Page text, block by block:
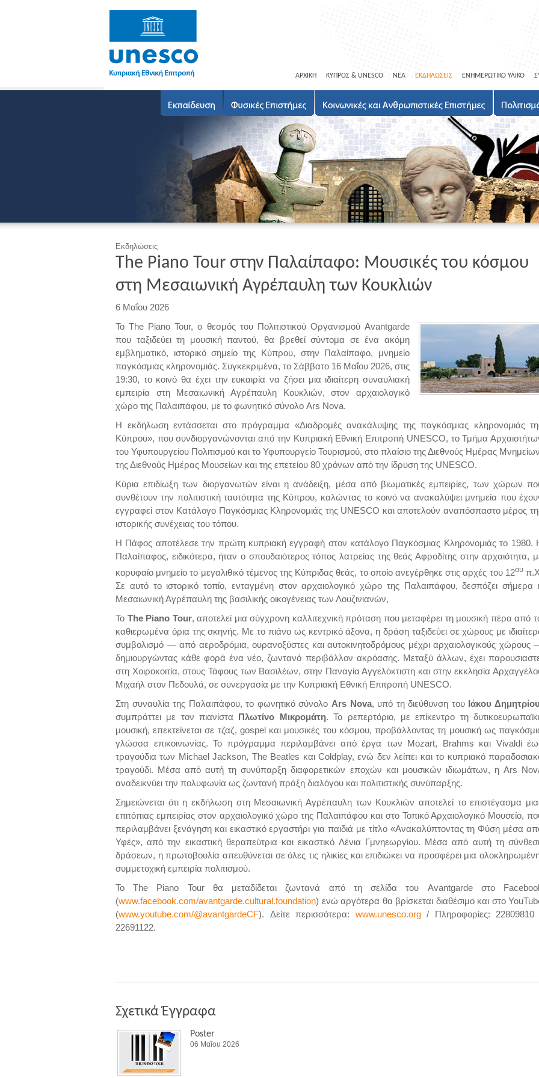
ΑΡΧΙΚΗ ΚΥΠΡΟΣ & UNESCO ΝΕΑ ΕΚΔΗΛΩΣΕΙΣ ΕΝΗΜΕΡΩΤΙΚΟ ΥΛΙΚΟ
Εκδηλώσεις
The Piano Tour στην Παλαίπαφο: Μουσικές του κόσμου
στη Μεσαιωνική Αγρέπαυλη των Κουκλιών
6 Μαΐου 2026
Το The Piano Tour, ο θεσμός του Πολιτιστικού Οργανισμού Avantgarde
που ταξιδεύει τη μουσική παντού, θα βρεθεί σύντομα σε ένα ακόμη
εμβληματικό, ιστορικό σημείο της Κύπρου, στην Παλαίπαφο, μνημείο
παγκόσμιας κληρονομιάς. Συγκεκριμένα, το Σάββατο 16 Μαΐου 2026, στις
19:30, το κοινό θα έχει την ευκαιρία να ζήσει μια ιδιαίτερη συναυλιακή
εμπειρία στη Μεσαιωνική Αγρέπαυλη Κουκλιών, στον αρχαιολογικό
χώρο της Παλαιπάφου, με το φωνητικό σύνολο Ars Nova.
Η εκδήλωση εντάσσεται στο πρόγραμμα «Διαδρομές ανακάλυψης της παγκόσμιας κληρονομιάς
Κύπρου», που συνδιοργανώνονται από την Κυπριακή Εθνική Επιτροπή UNESCO, το Τμήμα
του Υφυπουργείου Πολιτισμού και το Υφυπουργείο Τουρισμού, στο πλαίσιο της Διεθνούς Ημέρας
της Διεθνούς Ημέρας Μουσείων και της επετείου 80 χρόνων από την ίδρυση της UNESCO.
Κύρια επιδίωξη των διοργανωτών είναι η ανάδειξη, μέσα από βιωματικές εμπειρίες, των χώρων
συνθέτουν την πολιτιστική ταυτότητα της Κύπρου, καλώντας το κοινό να ανακαλύψει μνημεία που
εγγραφεί στον Κατάλογο Παγκόσμιας Κληρονομιάς της UNESCO και αποτελούν αναπόσπαστο μέρος
ιστορικής συνέχειας του τόπου.
Η Πάφος αποτέλεσε την πρώτη κυπριακή εγγραφή στον κατάλογο Παγκόσμιας Κληρονομιάς το 1980.
Παλαίπαφος, ειδικότερα, ήταν ο σπουδαιότερος τόπος λατρείας της θεάς Αφροδίτης στην αρχαιότητα,
κορυφαίο μνημείο το μεγαλιθικό τέμενος της Κύπριδας θεάς, το οποίο ανεγέρθηκε στις αρχές του 12ου
Σε αυτό το ιστορικό τοπίο, ενταγμένη στον αρχαιολογικό χώρο της Παλαιπάφου, δεσπόζει σήμερα
Μεσαιωνική Αγρέπαυλη της βασιλικής οικογένειας των Λουζινιανών,
Το The Piano Tour, αποτελεί μια σύγχρονη καλλιτεχνική πρόταση που μεταφέρει τη μουσική πέρα από
καθιερωμένα όρια της σκηνής. Με το πιάνο ως κεντρικό άξονα, η δράση ταξιδεύει σε χώρους με
συμβολισμό — από αεροδρόμια, ουρανοξύστες και αυτοκινητοδρόμους μέχρι αρχαιολογικούς χώρους
δημιουργώντας κάθε φορά ένα νέο, ζωντανό περιβάλλον ακρόασης. Μεταξύ άλλων, έχει
στη Χοιροκοιτία, στους Τάφους των Βασιλέων, στην Παναγία Αγγελόκτιστη και στην εκκλησία
Μιχαήλ στον Πεδουλά, σε συνεργασία με την Κυπριακή Εθνική Επιτροπή UNESCO.
Στη συναυλία της Παλαιπάφου, το φωνητικό σύνολο Ars Nova, υπό τη διεύθυνση του Ιάκου
συμπράττει με τον πιανίστα Πλωτίνο Μικρομάτη. Το ρεπερτόριο, με επίκεντρο τη
μουσική, επεκτείνεται σε τζαζ, gospel και μουσικές του κόσμου, προβάλλοντας τη μουσική ως
γλώσσα επικοινωνίας. Το πρόγραμμα περιλαμβάνει από έργα των Mozart, Brahms και Vivaldi
τραγούδια των Michael Jackson, The Beatles και Coldplay, ενώ δεν λείπει και το κυπριακό
τραγούδι. Μέσα από αυτή τη συνύπαρξη διαφορετικών εποχών και μουσικών ιδιωμάτων, η Ars
αναδεικνύει την πολυφωνία ως ζωντανή πράξη διαλόγου και πολιτιστικής συνύπαρξης.
Σημειώνεται ότι η εκδήλωση στη Μεσαιωνική Αγρέπαυλη των Κουκλιών αποτελεί το επιστέγασμα
επιτόπιας εμπειρίας στον αρχαιολογικό χώρο της Παλαιπάφου και στο Τοπικό Αρχαιολογικό Μουσείο,
περιλαμβάνει ξενάγηση και εικαστικό εργαστήρι για παιδιά με τίτλο «Ανακαλύπτοντας τη Φύση μέσα
Υφές», από την εικαστική θεραπεύτρια και εικαστικό Λένια Γμνηεωργίου. Μέσα από αυτή τη
δράσεων, η πρωτοβουλία απευθύνεται σε όλες τις ηλικίες και επιδιώκει να προσφέρει μια
συμμετοχική εμπειρία πολιτισμού.
Το The Piano Tour θα μεταδίδεται ζωντανά από τη σελίδα του Avantgarde στο
(www.facebook.com/avantgarde.cultural.foundation) ενώ αργότερα θα βρίσκεται διαθέσιμο και στο
(www.youtube.com/@avantgardeCF). Δείτε περισσότερα: www.unesco.org/ Πληροφορίες: 22809810
22691122.
Σχετικά Έγγραφα
Poster
06 Μαΐου 2026